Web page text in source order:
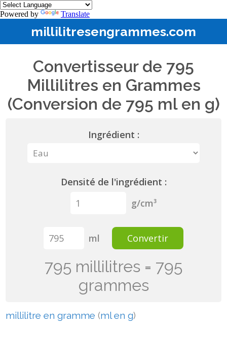
Powered by Translate
millilitresengrammes.com
Convertisseur de 795
Millilitres en Grammes
(Conversion de 795 ml en g)
Ingrédient :
Densité de l'ingrédient :
g/cm³
ml Convertir
795 millilitres = 795
grammes
millilitre en gramme (ml en g)